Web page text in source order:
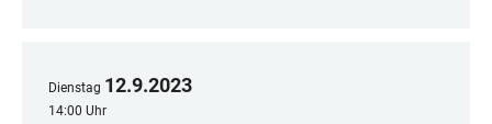
Dienstag 12.9.2023
14:00 Uhr